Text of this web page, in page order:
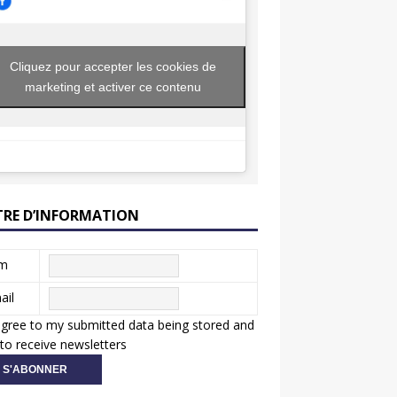
Cliquez pour accepter les cookies de
marketing et activer ce contenu
D’INFORMATION
to my submitted data being stored and
receive newsletters